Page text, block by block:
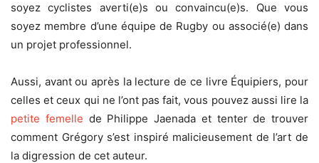
soyez cyclistes averti(e)s ou convaincu(e)s. Que vous
soyez membre d’une équipe de Rugby ou associé(e) dans
un projet professionnel.
Aussi, avant ou après la lecture de ce livre Équipiers, pour
celles et ceux qui ne l’ont pas fait, vous pouvez aussi lire la
petite femelle de Philippe Jaenada et tenter de trouver
comment Grégory s’est inspiré malicieusement de l’art de
la digression de cet auteur.